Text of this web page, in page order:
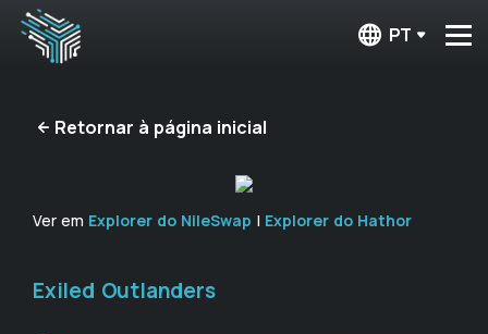
PT
Retornar à página inicial
Ver em Explorer do NileSwap | Explorer do Hathor
Exiled Outlanders